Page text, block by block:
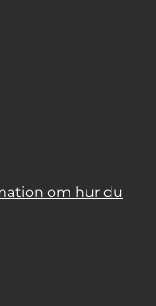
om hur du